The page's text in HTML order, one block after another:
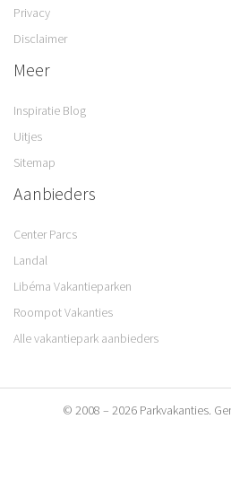
Privacy
Disclaimer
Meer
Inspiratie Blog
Uitjes
Sitemap
Aanbieders
Center Parcs
Landal
Libéma Vakantieparken
Roompot Vakanties
Alle vakantiepark aanbieders
© 2008 – 2026 Parkvakanties.